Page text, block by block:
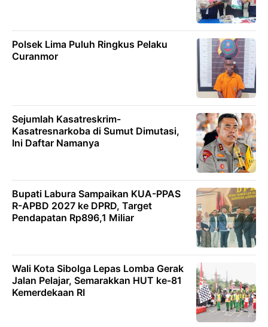
Polsek Lima Puluh Ringkus Pelaku
Curanmor
Sejumlah Kasatreskrim-
Kasatresnarkoba di Sumut Dimutasi,
Ini Daftar Namanya
Bupati Labura Sampaikan KUA-PPAS
R-APBD 2027 ke DPRD, Target
Pendapatan Rp896,1 Miliar
Wali Kota Sibolga Lepas Lomba Gerak
Jalan Pelajar, Semarakkan HUT ke-81
Kemerdekaan RI